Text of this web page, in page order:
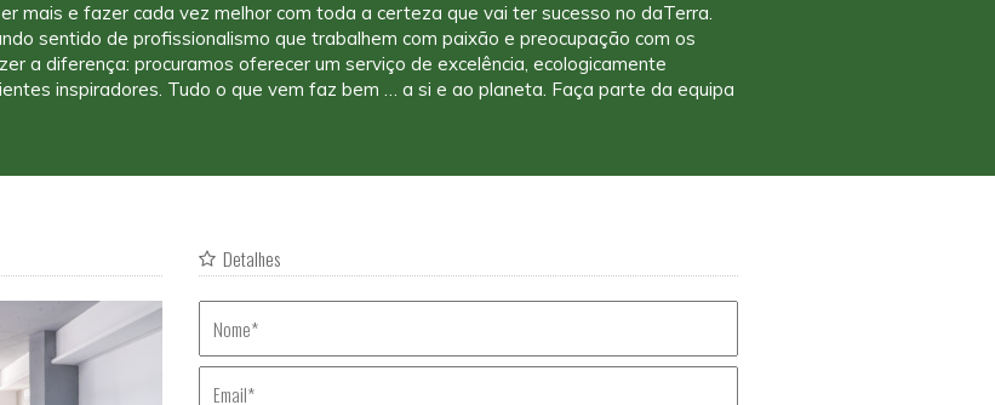
mais e fazer cada vez melhor com toda a certeza que vai ter sucesso no daTerra.
sentido de profissionalismo que trabalhem com paixão e preocupação com os
a diferença: procuramos oferecer um serviço de excelência, ecologicamente
inspiradores. Tudo o que vem faz bem … a si e ao planeta. Faça parte da equipa
Detalhes